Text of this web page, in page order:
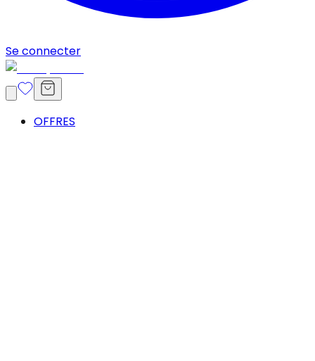
Se connecter
OFFRES